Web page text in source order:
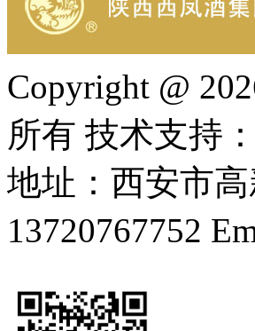
Copyright @
所有 技术支持：
地址：西安市
13720767752